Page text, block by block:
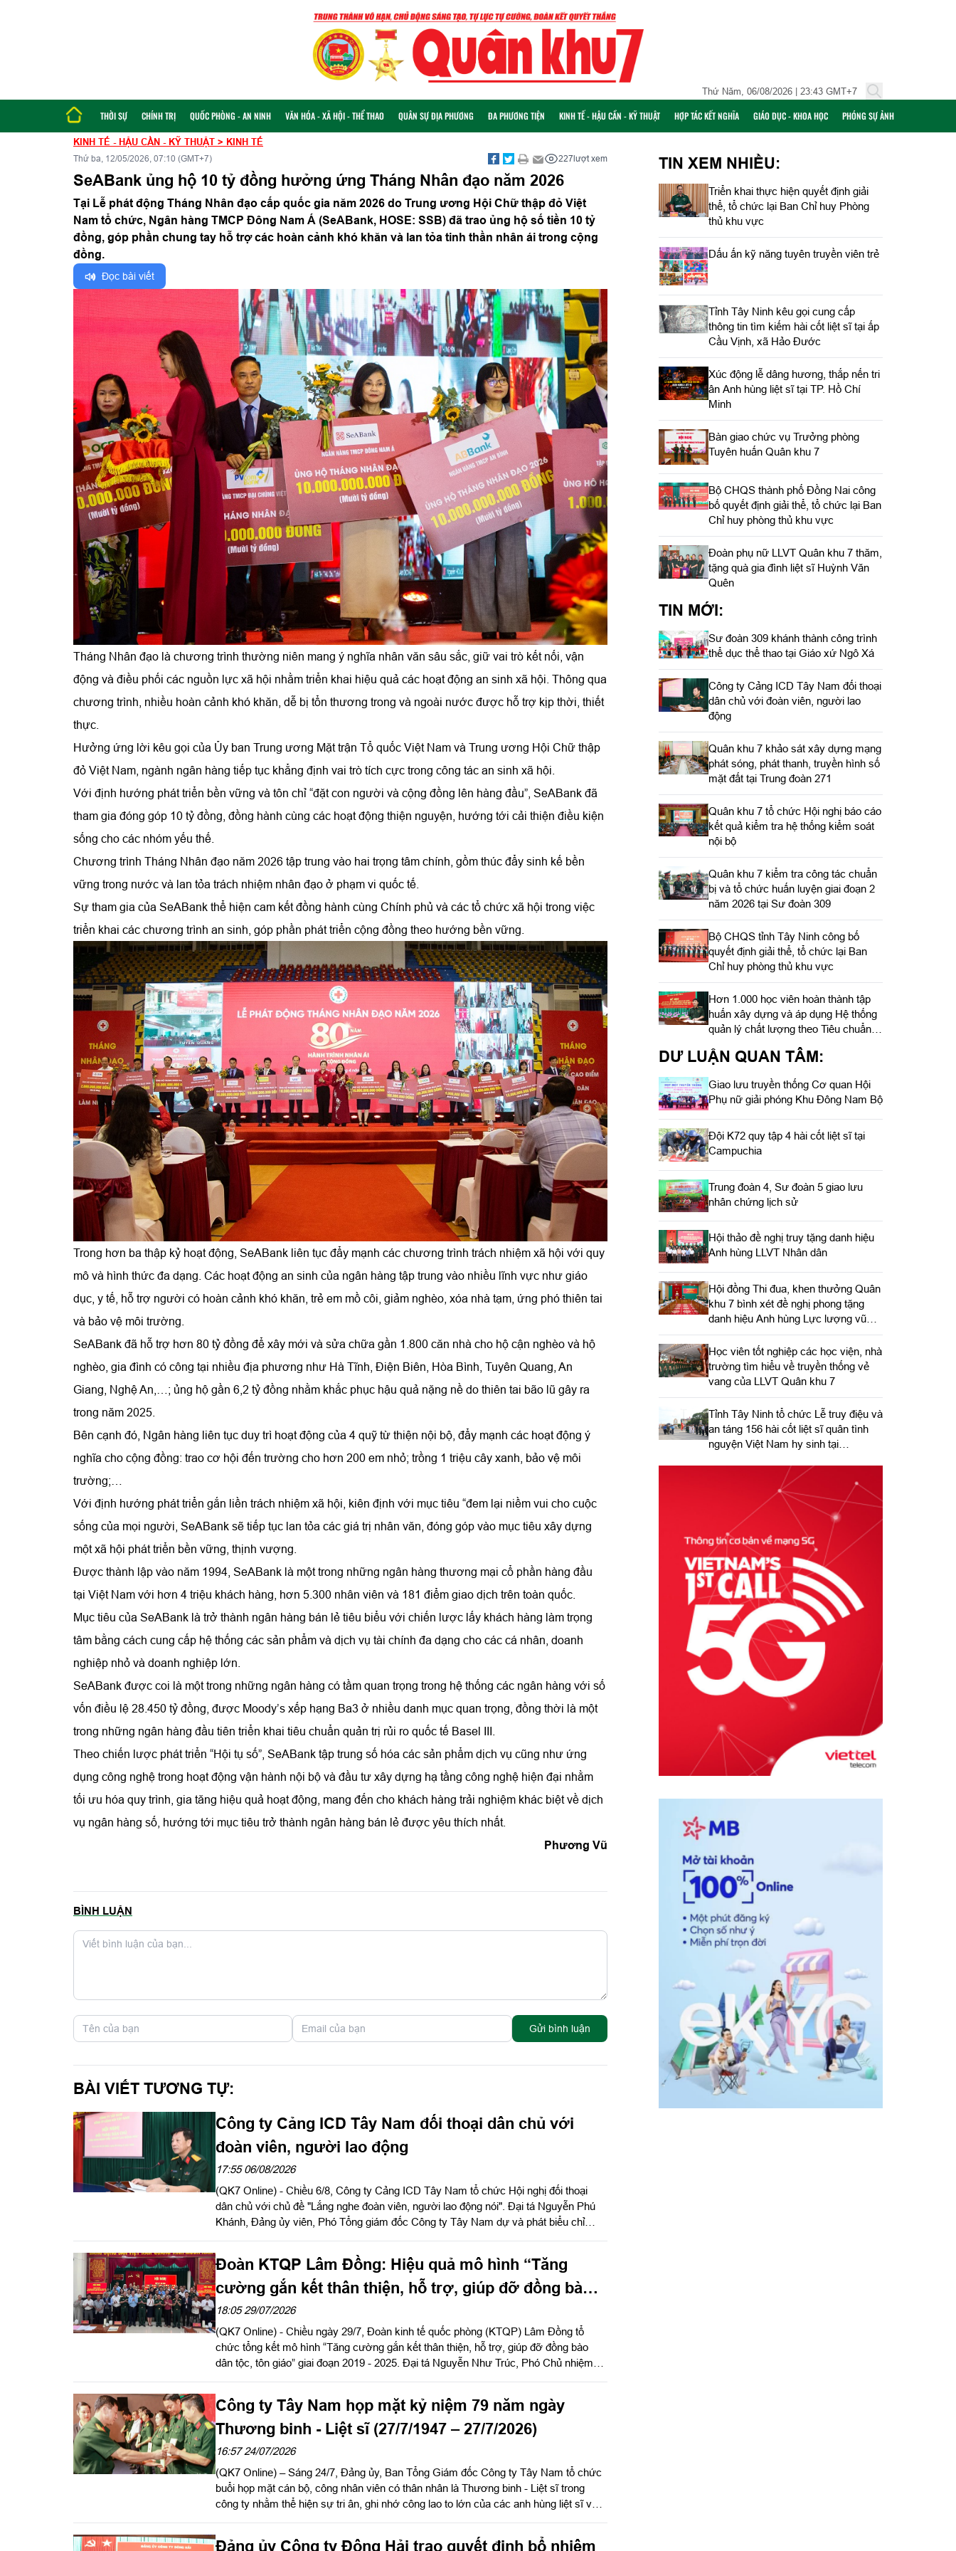
Thứ Năm, 06/08/2026 | 23:43 GMT+7
THỜI SỰ CHÍNH TRỊ QUỐC PHÒNG - AN NINH VĂN HÓA - XÃ HỘI - THỂ THAO QUÂN SỰ ĐỊA PHƯƠNG ĐA PHƯƠNG TIỆN KINH TẾ - HẬU CẦN - KỸ THUẬT HỢP TÁC KẾT NGHĨA GIÁO DỤC - KHOA HỌC PHÓNG SỰ ẢNH
KINH TẾ - HẬU CẦN - KỸ THUẬT > KINH TẾ
Thứ ba, 12/05/2026, 07:10 (GMT+7) 227lượt xem
SeABank ủng hộ 10 tỷ đồng hưởng ứng Tháng Nhân đạo năm 2026
Tại Lễ phát động Tháng Nhân đạo cấp quốc gia năm 2026 do Trung ương Hội Chữ thập đỏ Việt
Nam tổ chức, Ngân hàng TMCP Đông Nam Á (SeABank, HOSE: SSB) đã trao ủng hộ số tiền 10 tỷ
đồng, góp phần chung tay hỗ trợ các hoàn cảnh khó khăn và lan tỏa tinh thần nhân ái trong cộng
đồng.
Đọc bài viết
Tháng Nhân đạo là chương trình thường niên mang ý nghĩa nhân văn sâu sắc, giữ vai trò kết nối, vận
động và điều phối các nguồn lực xã hội nhằm triển khai hiệu quả các hoạt động an sinh xã hội. Thông qua
chương trình, nhiều hoàn cảnh khó khăn, dễ bị tổn thương trong và ngoài nước được hỗ trợ kịp thời, thiết
thực.
Hưởng ứng lời kêu gọi của Ủy ban Trung ương Mặt trận Tổ quốc Việt Nam và Trung ương Hội Chữ thập
đỏ Việt Nam, ngành ngân hàng tiếp tục khẳng định vai trò tích cực trong công tác an sinh xã hội.
Với định hướng phát triển bền vững và tôn chỉ “đặt con người và cộng đồng lên hàng đầu”, SeABank đã
tham gia đóng góp 10 tỷ đồng, đồng hành cùng các hoạt động thiện nguyện, hướng tới cải thiện điều kiện
sống cho các nhóm yếu thế.
Chương trình Tháng Nhân đạo năm 2026 tập trung vào hai trọng tâm chính, gồm thúc đẩy sinh kế bền
vững trong nước và lan tỏa trách nhiệm nhân đạo ở phạm vi quốc tế.
Sự tham gia của SeABank thể hiện cam kết đồng hành cùng Chính phủ và các tổ chức xã hội trong việc
triển khai các chương trình an sinh, góp phần phát triển cộng đồng theo hướng bền vững.
Trong hơn ba thập kỷ hoạt động, SeABank liên tục đẩy mạnh các chương trình trách nhiệm xã hội với quy
mô và hình thức đa dạng. Các hoạt động an sinh của ngân hàng tập trung vào nhiều lĩnh vực như giáo
dục, y tế, hỗ trợ người có hoàn cảnh khó khăn, trẻ em mồ côi, giảm nghèo, xóa nhà tạm, ứng phó thiên tai
và bảo vệ môi trường.
SeABank đã hỗ trợ hơn 80 tỷ đồng để xây mới và sửa chữa gần 1.800 căn nhà cho hộ cận nghèo và hộ
nghèo, gia đình có công tại nhiều địa phương như Hà Tĩnh, Điện Biên, Hòa Bình, Tuyên Quang, An
Giang, Nghệ An,…; ủng hộ gần 6,2 tỷ đồng nhằm khắc phục hậu quả nặng nề do thiên tai bão lũ gây ra
trong năm 2025.
Bên cạnh đó, Ngân hàng liên tục duy trì hoạt động của 4 quỹ từ thiện nội bộ, đẩy mạnh các hoạt động ý
nghĩa cho cộng đồng: trao cơ hội đến trường cho hơn 200 em nhỏ; trồng 1 triệu cây xanh, bảo vệ môi
trường;…
Với định hướng phát triển gắn liền trách nhiệm xã hội, kiên định với mục tiêu “đem lại niềm vui cho cuộc
sống của mọi người, SeABank sẽ tiếp tục lan tỏa các giá trị nhân văn, đóng góp vào mục tiêu xây dựng
một xã hội phát triển bền vững, thịnh vượng.
Được thành lập vào năm 1994, SeABank là một trong những ngân hàng thương mại cổ phần hàng đầu
tại Việt Nam với hơn 4 triệu khách hàng, hơn 5.300 nhân viên và 181 điểm giao dịch trên toàn quốc.
Mục tiêu của SeABank là trở thành ngân hàng bán lẻ tiêu biểu với chiến lược lấy khách hàng làm trọng
tâm bằng cách cung cấp hệ thống các sản phẩm và dịch vụ tài chính đa dạng cho các cá nhân, doanh
nghiệp nhỏ và doanh nghiệp lớn.
SeABank được coi là một trong những ngân hàng có tầm quan trọng trong hệ thống các ngân hàng với số
vốn điều lệ 28.450 tỷ đồng, được Moody’s xếp hạng Ba3 ở nhiều danh mục quan trọng, đồng thời là một
trong những ngân hàng đầu tiên triển khai tiêu chuẩn quản trị rủi ro quốc tế Basel III.
Theo chiến lược phát triển “Hội tụ số”, SeABank tập trung số hóa các sản phẩm dịch vụ cũng như ứng
dụng công nghệ trong hoạt động vận hành nội bộ và đầu tư xây dựng hạ tầng công nghệ hiện đại nhằm
tối ưu hóa quy trình, gia tăng hiệu quả hoạt động, mang đến cho khách hàng trải nghiệm khác biệt về dịch
vụ ngân hàng số, hướng tới mục tiêu trở thành ngân hàng bán lẻ được yêu thích nhất.
Phương Vũ
BÌNH LUẬN
Gửi bình luận
BÀI VIẾT TƯƠNG TỰ:
Công ty Cảng ICD Tây Nam đối thoại dân chủ với
đoàn viên, người lao động
17:55 06/08/2026
(QK7 Online) - Chiều 6/8, Công ty Cảng ICD Tây Nam tổ chức Hội nghị đối thoại
dân chủ với chủ đề "Lắng nghe đoàn viên, người lao động nói". Đại tá Nguyễn Phú
Khánh, Đảng ủy viên, Phó Tổng giám đốc Công ty Tây Nam dự và phát biểu chỉ
hội nghị. Dự hội nghị có Đại tá Phạm Thị Thu Hương, Trưởng phòng Công tác quần
chúng, Cục Chính trị Quân khu 7; Đại tá Trần Thị Mỹ Châu, Phó Tổng giám đốc
Công ty Tây Nam cùng đông đảo cán bộ, đoàn viên, người lao động Công ty Cảng
ICD Tây Nam.
Đoàn KTQP Lâm Đồng: Hiệu quả mô hình “Tăng
cường gắn kết thân thiện, hỗ trợ, giúp đỡ đồng bào
dân tộc, tôn giáo”
18:05 29/07/2026
(QK7 Online) - Chiều ngày 29/7, Đoàn kinh tế quốc phòng (KTQP) Lâm Đồng tổ
chức tổng kết mô hình “Tăng cường gắn kết thân thiện, hỗ trợ, giúp đỡ đồng bào
dân tộc, tôn giáo” giai đoạn 2019 - 2025. Đại tá Nguyễn Như Trúc, Phó Chủ nhiệm
Công ty Tây Nam họp mặt kỷ niệm 79 năm ngày
Thương binh - Liệt sĩ (27/7/1947 – 27/7/2026)
16:57 24/07/2026
(QK7 Online) – Sáng 24/7, Đảng ủy, Ban Tổng Giám đốc Công ty Tây Nam tổ chức
buổi họp mặt cán bộ, công nhân viên có thân nhân là Thương binh - Liệt sĩ trong
công ty nhằm thể hiện sự tri ân, ghi nhớ công lao to lớn của các anh hùng liệt sĩ và
Đảng ủy Công ty Đông Hải trao quyết định bổ nhiệm
TIN XEM NHIỀU:
Triển khai thực hiện quyết định giải
thể, tổ chức lại Ban Chỉ huy Phòng
thủ khu vực
Dấu ấn kỹ năng tuyên truyền viên trẻ
Tỉnh Tây Ninh kêu gọi cung cấp
thông tin tìm kiếm hài cốt liệt sĩ tại ấp
Cầu Vịnh, xã Hảo Đước
Xúc động lễ dâng hương, thắp nến tri
ân Anh hùng liệt sĩ tại TP. Hồ Chí
Minh
Bàn giao chức vụ Trưởng phòng
Tuyên huấn Quân khu 7
Bộ CHQS thành phố Đồng Nai công
bố quyết định giải thể, tổ chức lại Ban
Chỉ huy phòng thủ khu vực
Đoàn phụ nữ LLVT Quân khu 7 thăm,
tặng quà gia đình liệt sĩ Huỳnh Văn
Quên
TIN MỚI:
Sư đoàn 309 khánh thành công trình
thể dục thể thao tại Giáo xứ Ngô Xá
Công ty Cảng ICD Tây Nam đối thoại
dân chủ với đoàn viên, người lao
động
Quân khu 7 khảo sát xây dựng mạng
phát sóng, phát thanh, truyền hình số
mặt đất tại Trung đoàn 271
Quân khu 7 tổ chức Hội nghị báo cáo
kết quả kiểm tra hệ thống kiểm soát
nội bộ
Quân khu 7 kiểm tra công tác chuẩn
bị và tổ chức huấn luyện giai đoạn 2
năm 2026 tại Sư đoàn 309
Bộ CHQS tỉnh Tây Ninh công bố
quyết định giải thể, tổ chức lại Ban
Chỉ huy phòng thủ khu vực
Hơn 1.000 học viên hoàn thành tập
huấn xây dựng và áp dụng Hệ thống
quản lý chất lượng theo Tiêu chuẩn
DƯ LUẬN QUAN TÂM:
Giao lưu truyền thống Cơ quan Hội
Phụ nữ giải phóng Khu Đông Nam Bộ
Đội K72 quy tập 4 hài cốt liệt sĩ tại
Campuchia
Trung đoàn 4, Sư đoàn 5 giao lưu
nhân chứng lịch sử
Hội thảo đề nghị truy tặng danh hiệu
Anh hùng LLVT Nhân dân
Hội đồng Thi đua, khen thưởng Quân
khu 7 bình xét đề nghị phong tặng
danh hiệu Anh hùng Lực lượng vũ
trang nhân dân
Học viên tốt nghiệp các học viện, nhà
trường tìm hiểu về truyền thống vẻ
vang của LLVT Quân khu 7
​Tỉnh Tây Ninh tổ chức Lễ truy điệu và
an táng 156 hài cốt liệt sĩ quân tình
nguyện Việt Nam hy sinh tại